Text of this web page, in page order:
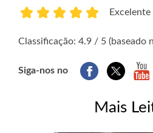
Excelente
Classificação: 4.9 / 5 (baseado
Siga-nos no
Mais